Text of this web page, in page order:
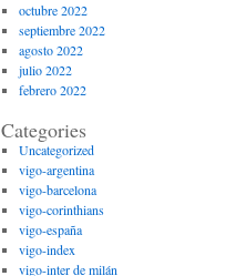
octubre 2022
septiembre 2022
agosto 2022
julio 2022
febrero 2022
Categories
Uncategorized
vigo-argentina
vigo-barcelona
vigo-corinthians
vigo-españa
vigo-index
vigo-inter de milán